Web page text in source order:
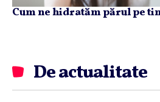
Cum ne hidratăm părul pe
De actualitate